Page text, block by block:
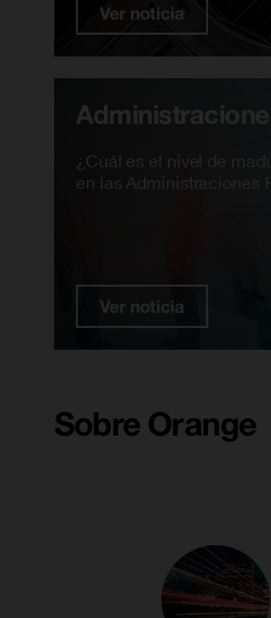
Ver noticia
¿Cuál es el nivel de
en las Administraciones
Ver noticia
Sobre Orange